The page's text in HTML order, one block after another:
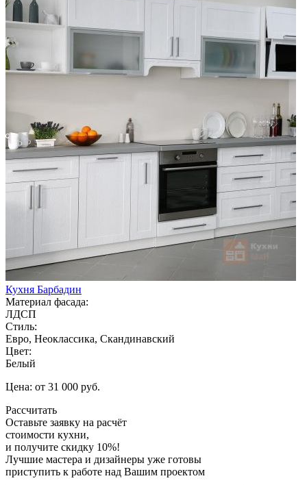
Кухня Барбадин
Материал фасада:
ЛДСП
Стиль:
Евро, Неоклассика, Скандинавский
Цвет:
Белый
Цена: от 31 000 руб.
Рассчитать
Оставьте заявку на расчёт
стоимости кухни,
и получите скидку 10%!
Лучшие мастера и дизайнеры уже готовы
приступить к работе над Вашим проектом